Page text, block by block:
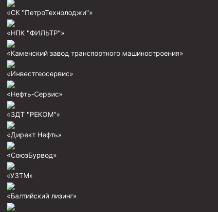
Муфта ОТТГ 114
Буровое оборудование
Фонтанная и запорная арматура
Оборудование для трубопроводов и манифольдов
высокого давления
Задвижки буровые
Буровые насосы
Элеваторы трубные
Буровые установки
«СК "ПетроТехнолоджи"»
«НПК "ФИЛЬТР"»
«Каменский завод транспортного машиностроения»
«Инвестгеосервис»
«Нефть-Сервис»
«ЗДТ "РЕКОМ"»
«Директ Нефть»
«СоюзБурвод»
«УЗТМ»
«Балтийский лизинг»